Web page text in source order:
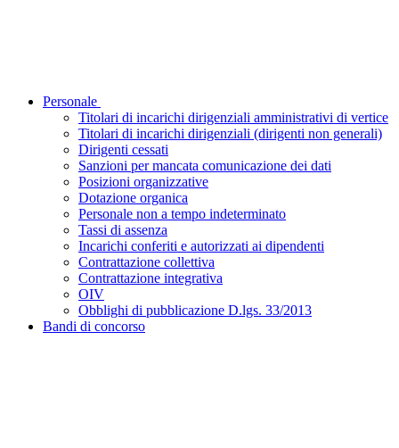
Personale
Titolari di incarichi dirigenziali amministrativi di vertice
Titolari di incarichi dirigenziali (dirigenti non generali)
Dirigenti cessati
Sanzioni per mancata comunicazione dei dati
Posizioni organizzative
Dotazione organica
Personale non a tempo indeterminato
Tassi di assenza
Incarichi conferiti e autorizzati ai dipendenti
Contrattazione collettiva
Contrattazione integrativa
OIV
Obblighi di pubblicazione D.lgs. 33/2013
Bandi di concorso